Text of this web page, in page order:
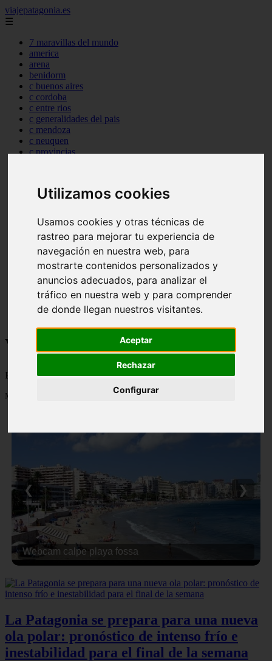
Utilizamos cookies
Usamos cookies y otras técnicas de
rastreo para mejorar tu experiencia de
navegación en nuestra web, para
mostrarte contenidos personalizados y
anuncios adecuados, para analizar el
tráfico en nuestra web y para comprender
de donde llegan nuestros visitantes.
Aceptar
Rechazar
Configurar
viajepatagonia.es
☰
7 maravillas del mundo
america
arena
benidorm
c buenos aires
c cordoba
c entre rios
c generalidades del pais
c mendoza
c neuquen
c provincias
c tucuman
carmen
category
destinos
gijon
lanzarote
live
monumentos
naturaleza
san
tenerife
Viajes a la Patagonia
Blog sobre la Patagonia en particular y sobre turismo en general
Mostrando 1 - 24 de 477 artículos
Webcam calpe playa fossa
❮ ❯
La Patagonia se prepara para una nueva
ola polar: pronóstico de intenso frío e
inestabilidad para el final de la semana